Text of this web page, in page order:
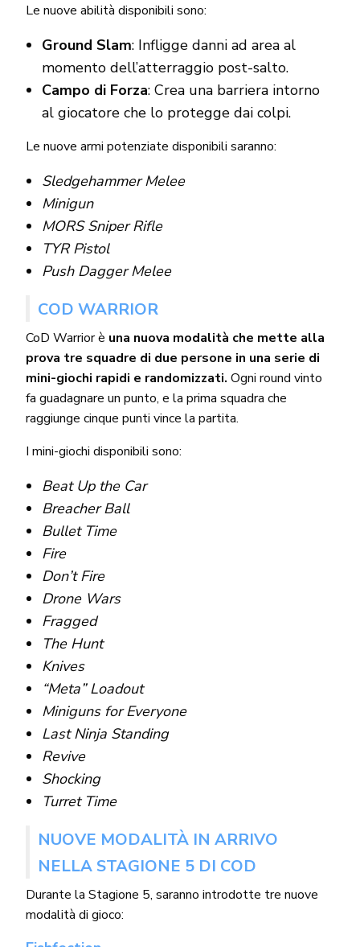
Le nuove abilità disponibili sono:
Ground Slam: Infligge danni ad area al
momento dell’atterraggio post-salto.
Campo di Forza: Crea una barriera intorno
al giocatore che lo protegge dai colpi.
Le nuove armi potenziate disponibili saranno:
Sledgehammer Melee
Minigun
MORS Sniper Rifle
TYR Pistol
Push Dagger Melee
COD WARRIOR
CoD Warrior è una nuova modalità che mette alla
prova tre squadre di due persone in una serie di
mini-giochi rapidi e randomizzati. Ogni round vinto
fa guadagnare un punto, e la prima squadra che
raggiunge cinque punti vince la partita.
I mini-giochi disponibili sono:
Beat Up the Car
Breacher Ball
Bullet Time
Fire
Don’t Fire
Drone Wars
Fragged
The Hunt
Knives
“Meta” Loadout
Miniguns for Everyone
Last Ninja Standing
Revive
Shocking
Turret Time
NUOVE MODALITÀ IN ARRIVO
NELLA STAGIONE 5 DI COD
Durante la Stagione 5, saranno introdotte tre nuove
modalità di gioco: